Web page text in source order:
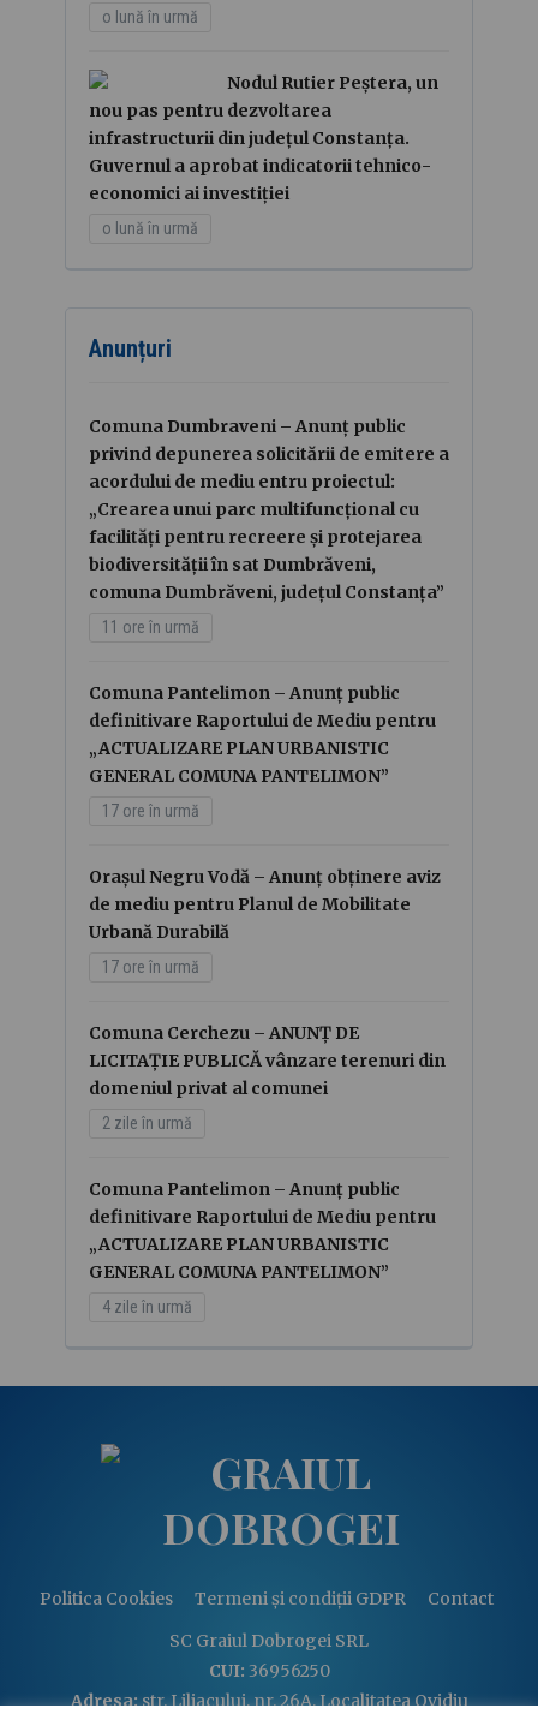
o lună în urmă
Nodul Rutier Peștera, un
nou pas pentru dezvoltarea
infrastructurii din județul Constanța.
Guvernul a aprobat indicatorii tehnico-
economici ai investiției
o lună în urmă
Anunțuri
Comuna Dumbraveni – Anunț public
privind depunerea solicitării de emitere a
acordului de mediu entru proiectul:
„Crearea unui parc multifuncțional cu
facilități pentru recreere și protejarea
biodiversității în sat Dumbrăveni,
comuna Dumbrăveni, județul Constanța”
11 ore în urmă
Comuna Pantelimon – Anunț public
definitivare Raportului de Mediu pentru
„ACTUALIZARE PLAN URBANISTIC
GENERAL COMUNA PANTELIMON”
17 ore în urmă
Orașul Negru Vodă – Anunț obținere aviz
de mediu pentru Planul de Mobilitate
Urbană Durabilă
17 ore în urmă
Comuna Cerchezu – ANUNȚ DE
LICITAȚIE PUBLICĂ vânzare terenuri din
domeniul privat al comunei
2 zile în urmă
Comuna Pantelimon – Anunț public
definitivare Raportului de Mediu pentru
„ACTUALIZARE PLAN URBANISTIC
GENERAL COMUNA PANTELIMON”
4 zile în urmă
Politica Cookies Termeni și condiții GDPR
Contact
SC Graiul Dobrogei SRL
CUI: 36956250
Adresa:str. Liliacului, nr. 26A, Localitatea Ovidiu